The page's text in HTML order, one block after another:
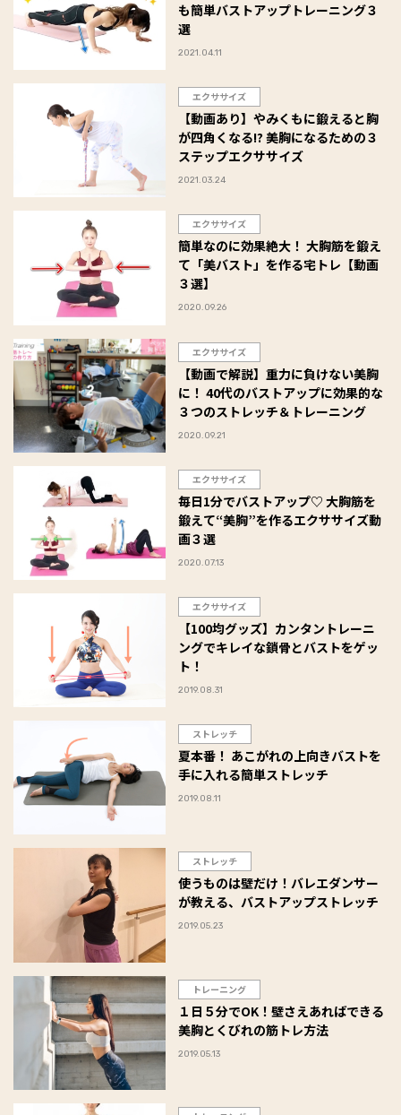
も簡単バストアップトレーニング３
選
2021.04.11
エクササイズ
【動画あり】やみくもに鍛えると胸
が四角くなる!? 美胸になるための３
ステップエクササイズ
2021.03.24
エクササイズ
簡単なのに効果絶大！ 大胸筋を鍛え
て「美バスト」を作る宅トレ【動画
３選】
2020.09.26
エクササイズ
【動画で解説】重力に負けない美胸
に！ 40代のバストアップに効果的な
３つのストレッチ＆トレーニング
2020.09.21
エクササイズ
毎日1分でバストアップ♡ 大胸筋を
鍛えて“美胸”を作るエクササイズ動
画３選
2020.07.13
エクササイズ
【100均グッズ】カンタントレーニ
ングでキレイな鎖骨とバストをゲッ
ト！
2019.08.31
ストレッチ
夏本番！ あこがれの上向きバストを
手に入れる簡単ストレッチ
2019.08.11
ストレッチ
使うものは壁だけ！バレエダンサー
が教える、バストアップストレッチ
2019.05.23
トレーニング
１日５分でOK！壁さえあればできる
美胸とくびれの筋トレ方法
2019.05.13